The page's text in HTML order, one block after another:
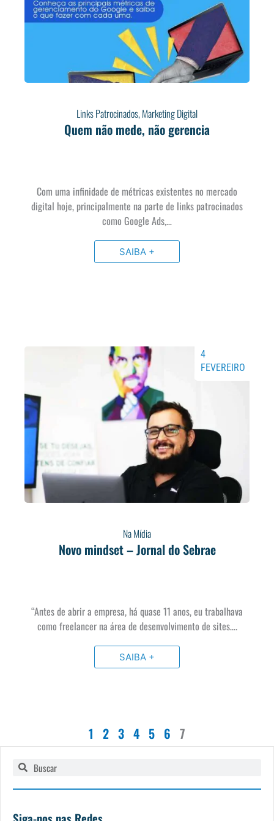
Links Patrocinados,Marketing Digital
Quem não mede, não gerencia
Com uma infinidade de métricas existentes no mercado
digital hoje, principalmente na parte de links patrocinados
como Google Ads,…
SAIBA +
Na Mídia
Novo mindset – Jornal do Sebrae
4
FEVEREIRO
“Antes de abrir a empresa, há quase 11 anos, eu trabalhava
como freelancer na área de desenvolvimento de sites….
SAIBA +
1 2 3 4 5 6 7
Pesquisar
Pesquisar